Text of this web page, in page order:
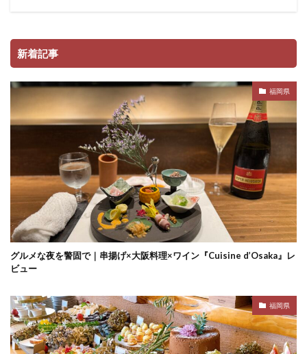
新着記事
福岡県
グルメな夜を警固で｜串揚げ×大阪料理×ワイン『Cuisine d’Osaka』レ
ビュー
福岡県